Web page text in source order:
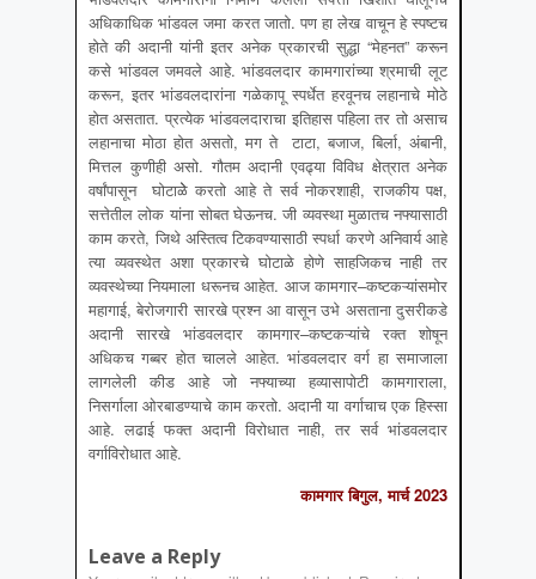
अधिकाधिक भांडवल जमा करत जातो. पण हा लेख वाचून हे स्पष्टच
होते की अदानी यांनी इतर अनेक प्रकारची सुद्धा “मेहनत” करून
कसे भांडवल जमवले आहे. भांडवलदार कामगारांच्या श्रमाची लूट
करून, इतर भांडवलदारांना गळेकापू स्पर्धेत हरवूनच लहानाचे मोठे
होत असतात. प्रत्येक भांडवलदाराचा इतिहास पहिला तर तो असाच
लहानाचा मोठा होत असतो, मग ते टाटा, बजाज, बिर्ला, अंबानी,
मित्तल कुणीही असो. गौतम अदानी एवढ्या विविध क्षेत्रात अनेक
वर्षांपासून घोटाळेे करतो आहे ते सर्व नोकरशाही, राजकीय पक्ष,
सत्तेतील लोक यांना सोबत घेऊनच. जी व्यवस्था मुळातच नफ्यासाठी
काम करते, जिथे अस्तित्व टिकवण्यासाठी स्पर्धा करणे अनिवार्य आहे
त्या व्यवस्थेत अशा प्रकारचे घोटाळे होणे साहजिकच नाही तर
व्यवस्थेच्या नियमाला धरूनच आहेत. आज कामगार–कष्टकऱ्यांसमोर
महागाई, बेरोजगारी सारखे प्रश्न आ वासून उभे असताना दुसरीकडे
अदानी सारखे भांडवलदार कामगार–कष्टकऱ्यांचे रक्त शोषून
अधिकच गब्बर होत चालले आहेत. भांडवलदार वर्ग हा समाजाला
लागलेली कीड आहे जो नफ्याच्या हव्यासापोटी कामगाराला,
निसर्गाला ओरबाडण्याचे काम करतो. अदानी या वर्गाचाच एक हिस्सा
आहे. लढाई फक्त अदानी विरोधात नाही, तर सर्व भांडवलदार
वर्गाविरोधात आहे.
कामगार बिगुल, मार्च 2023
Leave a Reply